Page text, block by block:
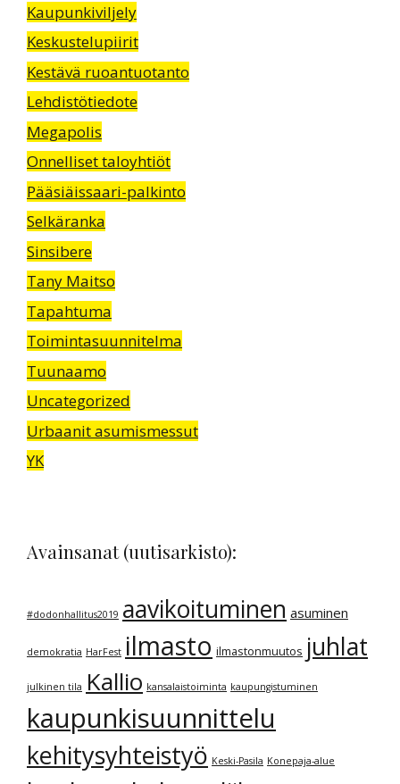
Kaupunkiviljely
Keskustelupiirit
Kestävä ruoantuotanto
Lehdistötiedote
Megapolis
Onnelliset taloyhtiöt
Pääsiäissaari-palkinto
Selkäranka
Sinsibere
Tany Maitso
Tapahtuma
Toimintasuunnitelma
Tuunaamo
Uncategorized
Urbaanit asumismessut
YK
Avainsanat (uutisarkisto):
#dodonhallitus2019 aavikoituminen asuminen
demokratia HarFest ilmasto ilmastonmuutos juhlat
julkinen tila Kallio kansalaistoiminta kaupungistuminen
kaupunkisuunnittelu
kehitysyhteistyö Keski-Pasila Konepaja-alue